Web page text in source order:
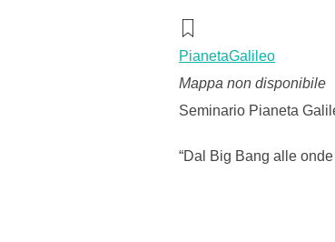
PianetaGalileo
Mappa non disponibile
Seminario Pianeta
“Dal Big Bang alle